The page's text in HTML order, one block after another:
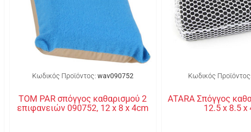
Κωδικός Προϊόντος: wav090752
TOM PAR σπόγγος καθαρισμού 2
επιφανειών 090752, 12 x 8 x 4cm
Κωδικός Προϊόντος:
ATARA Σπόγγος
12.5 x 8.5 x